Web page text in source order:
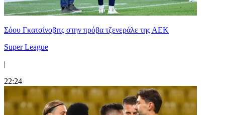
Σόου Γκατσίνοβιτς στην πρόβα τζενεράλε της ΑΕΚ
Super League
|
22:24